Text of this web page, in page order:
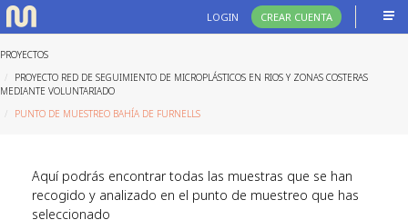
LOGIN CREAR CUENTA
PROYECTOS
PROYECTO RED DE SEGUIMIENTO DE MICROPLÁSTICOS EN RIOS Y ZONAS COSTERAS
MEDIANTE VOLUNTARIADO
PUNTO DE MUESTREO BAHÍA DE FURNELLS
Aquí podrás encontrar todas las muestras que se han
recogido y analizado en el punto de muestreo que has
seleccionado